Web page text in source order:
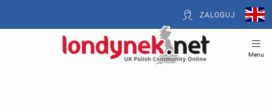
ZALOGUJ
Menu